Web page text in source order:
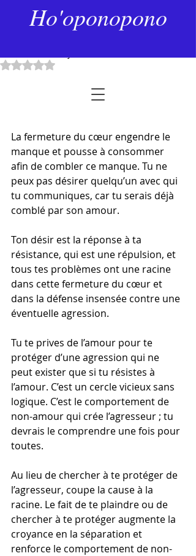
Ho'oponopono
Ouverture du cœur et
Noté NaN étoiles sur 5.
La fermeture du cœur engendre le
manque et pousse à consommer
afin de combler ce manque. Tu ne
peux pas désirer quelqu’un avec qui
tu communiques, car tu serais déjà
comblé par son amour.
Ton désir est la réponse à ta
résistance, qui est une répulsion, et
tous tes problèmes ont une racine
dans cette fermeture du cœur et
dans la défense insensée contre une
éventuelle agression.
Tu te prives de l’amour pour te
protéger d’une agression qui ne
peut exister que si tu résistes à
l’amour. C’est un cercle vicieux sans
logique. C’est le comportement de
non-amour qui crée l’agresseur ; tu
devrais le comprendre une fois pour
toutes.
Au lieu de chercher à te protéger de
l’agresseur, coupe la cause à la
racine. Le fait de te plaindre ou de
chercher à te protéger augmente la
croyance en la séparation et
renforce le comportement de non-